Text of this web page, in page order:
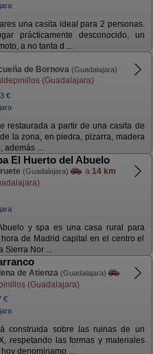
una casita ideal para 2 personas.
prácticamente desconocido, un
a no tanta d ...
de Bornova (Guadalajara)
(Guadalajara)
€
restaurada a partir de una casita de
la zona, en piedra, pizarra, madera
además ...
El Huerto del Abuelo
(Guadalajara) a 14 km
y spa es una casa rural para
de Madrid capital en el centro el
Sierra Nor ...
de Atienza (Guadalajara)
(Guadalajara)
€
construida sobre las ruinas de un
respetando las formas y materiales
denominamo ...